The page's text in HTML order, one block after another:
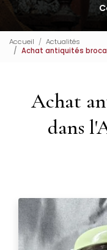
Accueil
Actualités
Achat antiquités
Achat
dans